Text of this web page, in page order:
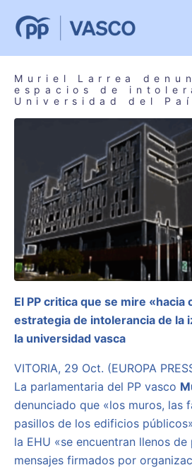
Muriel Larrea
espacios de
Universidad del
El PP critica que se mire «hacia
estrategia de intolerancia de la
la universidad vasca
VITORIA, 29 Oct. (EUROPA
La parlamentaria del PP vasco
denunciado que «los muros, las
pasillos de los edificios
la EHU «se encuentran llenos
mensajes firmados por